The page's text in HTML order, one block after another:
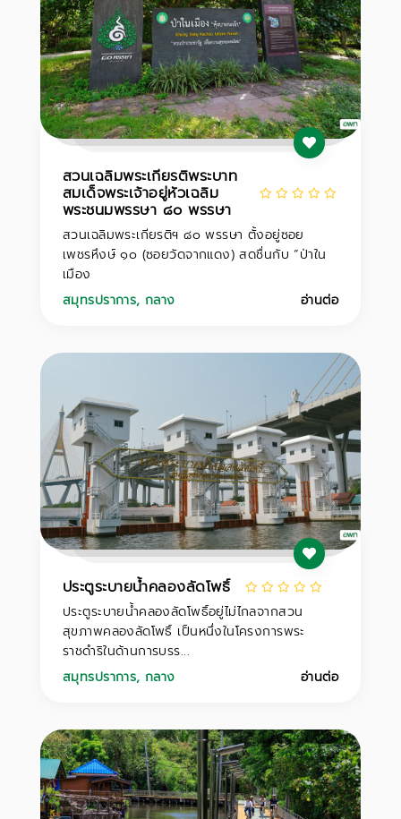
สวนเฉลิมพระเกียรติพระบาท
สมเด็จพระเจ้าอยู่หัวเฉลิม
พระชนมพรรษา ๘๐ พรรษา
สวนเฉลิมพระเกียรติฯ ๘๐ พรรษา ตั้งอยู่ซอย
เพชรหึงษ์ ๑๐ (ซอยวัดจากแดง) สดชื่นกับ “ป่าใน
เมือง
สมุทรปราการ,กลาง อ่านต่อ
ประตูระบายน้ำคลองลัดโพธิ์
ประตูระบายน้ำคลองลัดโพธิ์อยู่ไม่ไกลจากสวน
สุขภาพคลองลัดโพธิ์ เป็นหนึ่งในโครงการพระ
ราชดำริในด้านการบรร...
สมุทรปราการ,กลาง อ่านต่อ